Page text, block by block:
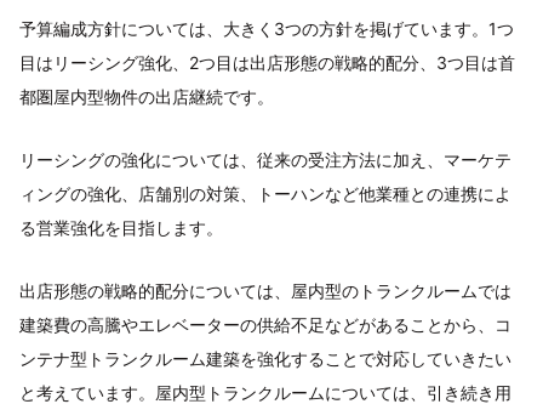
予算編成方針については、大きく3つの方針を掲げています。1つ
目はリーシング強化、2つ目は出店形態の戦略的配分、3つ目は首
都圏屋内型物件の出店継続です。
リーシングの強化については、従来の受注方法に加え、マーケテ
ィングの強化、店舗別の対策、トーハンなど他業種との連携によ
る営業強化を目指します。
出店形態の戦略的配分については、屋内型のトランクルームでは
建築費の高騰やエレベーターの供給不足などがあることから、コ
ンテナ型トランクルーム建築を強化することで対応していきたい
と考えています。屋内型トランクルームについては、引き続き用